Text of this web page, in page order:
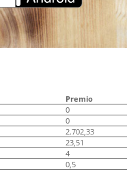
Premio
0
0
2.702,33
23,51
4
0,5